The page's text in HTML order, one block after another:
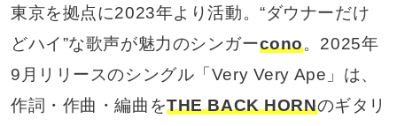
東京を拠点に2023年より活動。“ダウナーだけ
どハイ”な歌声が魅力のシンガーcono。2025年
9月リリースのシングル「Very Very Ape」は、
作詞・作曲・編曲をTHE BACK HORNのギタリ